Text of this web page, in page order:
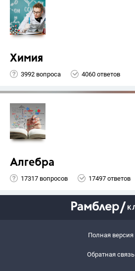
Химия
3992 вопроса 4060 ответов
Алгебра
17317 вопросов 17497 ответов
Полная версия
Обратная связь